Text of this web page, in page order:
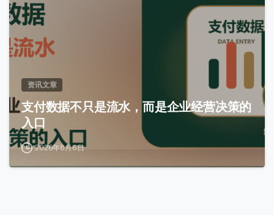
资讯文章
支付数据不只是流水，而是企业经营决策的
入口
2026年8月6日